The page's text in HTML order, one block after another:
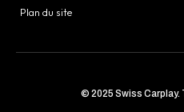
Plan du site
© 2025 Swiss